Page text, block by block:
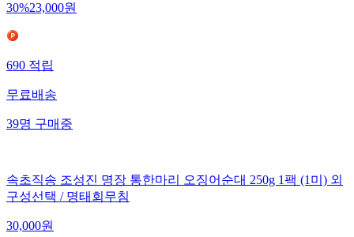
30%23,000원
690 적립
무료배송
39명 구매중
속초직송 조성진 명장 통한마리 오징어순대 250g 1팩 (1미) 외
구성선택 / 명태회무침
30,000원